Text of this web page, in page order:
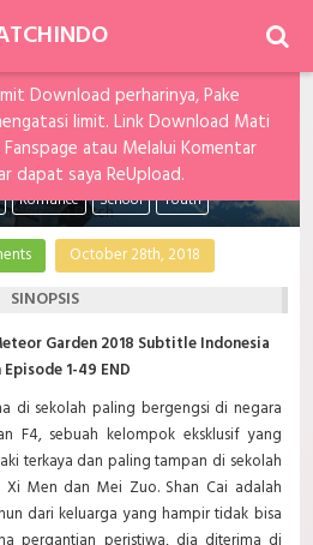
Download perharinya, Pake
limit. Link Download Mati
atau Melalui Komentar
dapat saya ReUpload.
Subtitle Indonesia Batch
Romance School Youth
October 28th, 2018
SINOPSIS
Garden 2018 Subtitle Indonesia
1-49 END
di sekolah paling bergengsi di negara
F4, sebuah kelompok eksklusif yang
terkaya dan paling tampan di sekolah
Men dan Mei Zuo. Shan Cai adalah
dari keluarga yang hampir tidak bisa